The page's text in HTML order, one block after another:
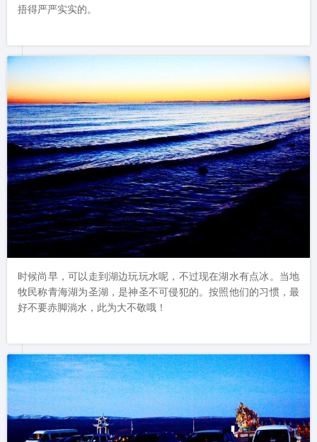
捂得严严实实的。
时候尚早，可以走到湖边玩玩水呢，不过现在湖水有点冰。当地
牧民称青海湖为圣湖，是神圣不可侵犯的。按照他们的习惯，最
好不要赤脚淌水，此为大不敬哦！